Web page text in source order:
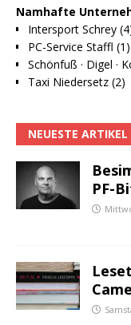
Namhafte
Intersport Schrey
PC-Service Staffl (1)
Schönfuß · Digel ·
Taxi Niedersetz (2)
NEUESTE ARTIKEL
PF-